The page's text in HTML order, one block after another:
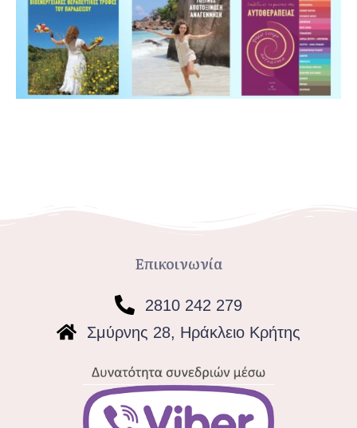
Επικοινωνία
2810 242 279
Σμύρνης 28, Ηράκλειο Κρήτης